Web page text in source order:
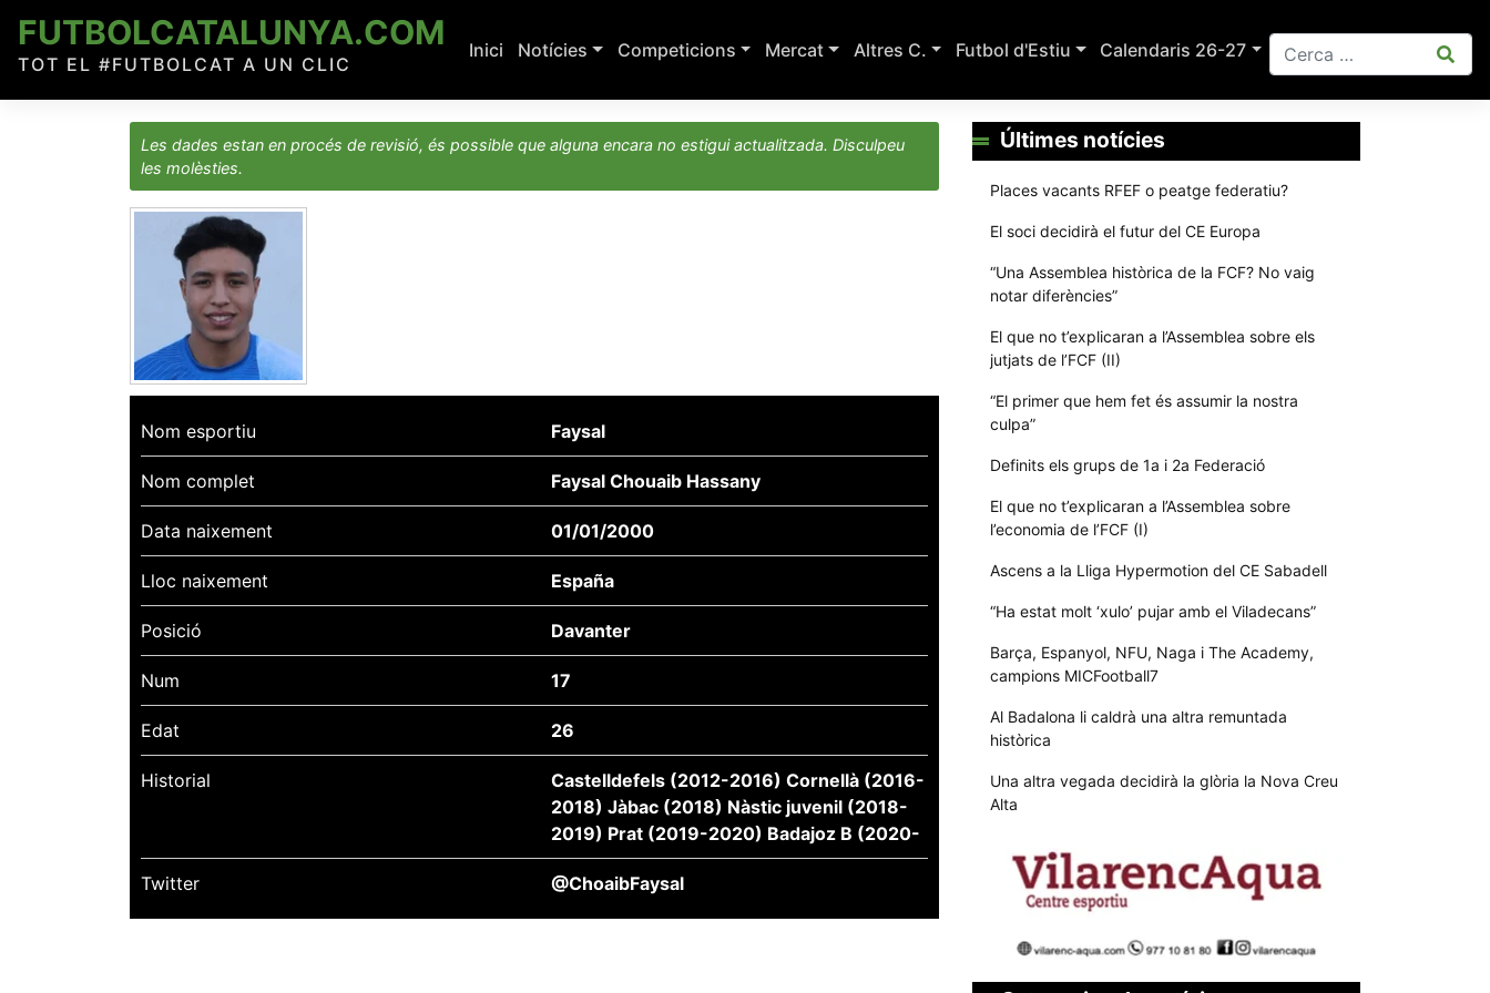
content
FUTBOLCATALUNYA.COM
TOT EL #FUTBOLCAT A UN CLIC
Inici Notícies Competicions Mercat Altres C. Futbol d'Estiu Calendaris 26-27
Les dades estan en procés de revisió, és possible que alguna encara no estigui actualitzada. Disculpeu
les molèsties.
Nom esportiu Faysal
Nom complet Faysal Chouaib Hassany
Data naixement 01/01/2000
Lloc naixement España
Posició Davanter
Num 17
Edat 26
Historial
Castelldefels (2012-2016) Cornellà (2016-
2018) Jàbac (2018) Nàstic juvenil (2018-
2019) Prat (2019-2020) Badajoz B (2020-
Twitter @ChoaibFaysal
Últimes notícies
Places vacants RFEF o peatge federatiu?
El soci decidirà el futur del CE Europa
“Una Assemblea històrica de la FCF? No vaig
notar diferències”
El que no t’explicaran a l’Assemblea sobre els
jutjats de l’FCF (II)
“El primer que hem fet és assumir la nostra
culpa”
Definits els grups de 1a i 2a Federació
El que no t’explicaran a l’Assemblea sobre
l’economia de l’FCF (I)
Ascens a la Lliga Hypermotion del CE Sabadell
“Ha estat molt ‘xulo’ pujar amb el Viladecans”
Barça, Espanyol, NFU, Naga i The Academy,
campions MICFootball7
Al Badalona li caldrà una altra remuntada
històrica
Una altra vegada decidirà la glòria la Nova Creu
Alta
Necessàries
Aquestes
cookies no
són
necessàries